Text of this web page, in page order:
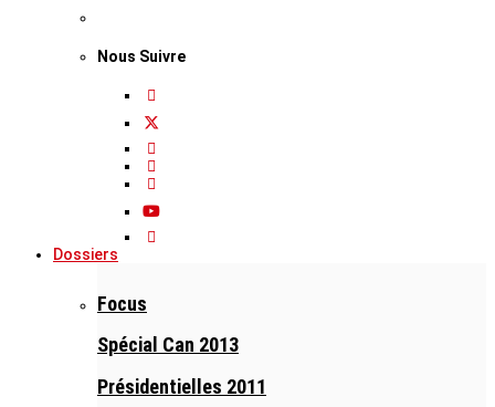
Nous Suivre
Dossiers
Focus
Spécial Can 2013
Présidentielles 2011